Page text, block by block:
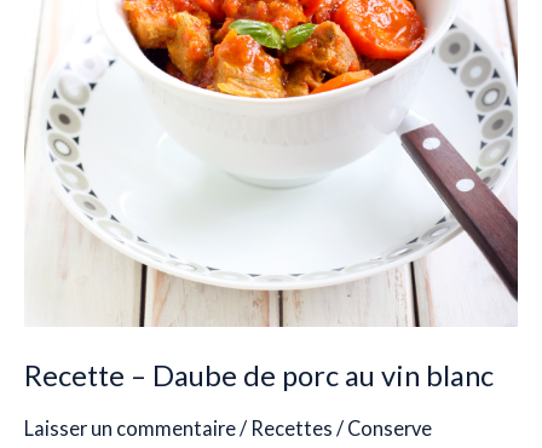
Recette – Daube de porc au vin blanc
Laisser un commentaire / Recettes / Conserve
vin
blanc